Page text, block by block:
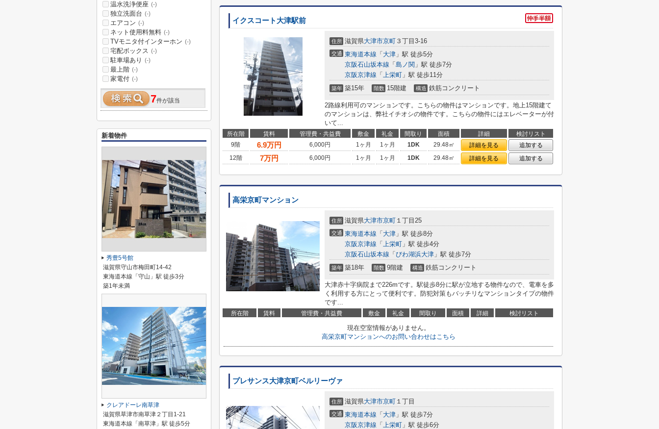
イクスコート大津駅前
住所 滋賀県大津市京町 ３丁目3-16
交通 東海道本線 「 大津 」駅 徒歩5分
京阪石山坂本線 「 島ノ関 」駅 徒歩7分
京阪京津線 「 上栄町 」駅 徒歩11分
築年 築15年 階数 15階建 構造 鉄筋コンクリート
2路線利用可のマンションです。こちらの物件はマンションです。地上15階建て
のマンションは、弊社イチオシの物件です。こちらの物件にはエレベーターが付
いて...
所在階 賃料 管理費・共益費 敷金 礼金 間取り 面積 詳細
検討リスト
9階
6.9万円 6,000円 1ヶ月 1ヶ月 1DK 29.48㎡ 詳細を見る
追加する
12階
7万円 6,000円 1ヶ月 1ヶ月 1DK 29.48㎡ 詳細を見る 追加する
高栄京町マンション
住所 滋賀県大津市京町 １丁目25
交通 東海道本線 「 大津 」駅 徒歩8分
京阪京津線 「 上栄町 」駅 徒歩4分
京阪石山坂本線 「 びわ湖浜大津 」駅 徒歩7分
築年 築18年 階数 9階建 構造 鉄筋コンクリート
大津赤十字病院まで226mです。駅徒歩8分に駅が立地する物件なので、電車を多
く利用する方にとって便利です。防犯対策もバッチリなマンションタイプの物件
です...
所在階 賃料 管理費・共益費 敷金 礼金 間取り 面積 詳細 検討リスト
現在空室情報がありません。
高栄京町マンションへのお問い合わせはこちら
プレサンス大津京町ベルリーヴァ
住所 滋賀県大津市京町 １丁目
交通 東海道本線 「 大津 」駅 徒歩7分
京阪京津線 「 上栄町 」駅 徒歩6分
温水洗浄便座 (-)
独立洗面台 (-)
エアコン (-)
ネット使用料無料 (-)
TVモニタ付インターホン (-)
宅配ボックス (-)
駐車場あり (-)
最上階 (-)
家電付 (-)
7件が該当
新着物件
秀豊5号館
滋賀県守山市梅田町14-42
東海道本線「守山」駅 徒歩3分
築1年未満
クレアドーレ南草津
滋賀県草津市南草津２丁目1-21
東海道本線「南草津」駅 徒歩5分